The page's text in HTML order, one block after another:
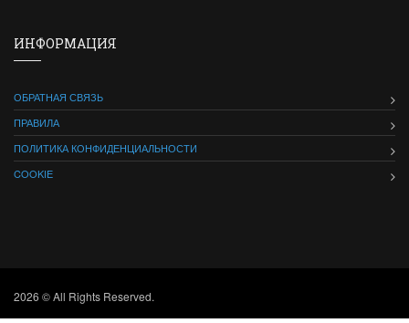
ИНФОРМАЦИЯ
ОБРАТНАЯ СВЯЗЬ
ПРАВИЛА
ПОЛИТИКА КОНФИДЕНЦИАЛЬНОСТИ
COOKIE
2026 © All Rights Reserved.